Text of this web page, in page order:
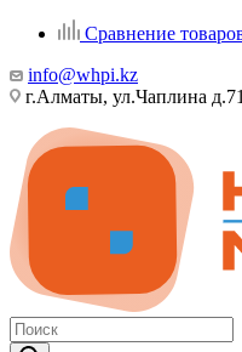
Сравнение
info@whpi.kz
г.Алматы, ул.Чаплина